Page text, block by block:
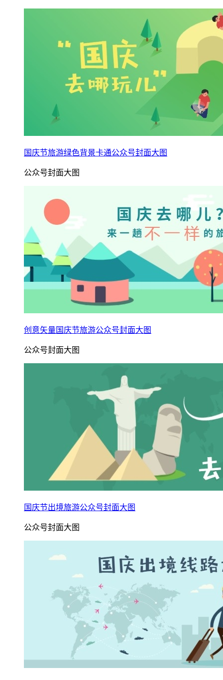
国庆节旅游绿色背景卡通公众号封面大图
公众号封面大图
创意矢量国庆节旅游公众号封面大图
公众号封面大图
国庆节出境旅游公众号封面大图
公众号封面大图